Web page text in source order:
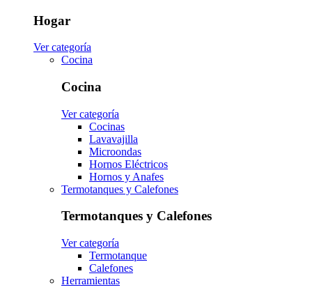
Hogar
Ver categoría
Cocina
Cocina
Ver categoría
Cocinas
Lavavajilla
Microondas
Hornos Eléctricos
Hornos y Anafes
Termotanques y Calefones
Termotanques y Calefones
Ver categoría
Termotanque
Calefones
Herramientas